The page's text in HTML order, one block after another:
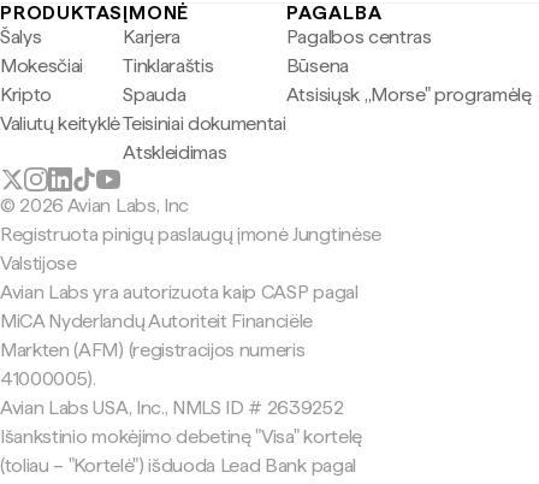
PRODUKTAS
Šalys
Mokesčiai
Kripto
Valiutų keityklė
ĮMONĖ
Karjera
Tinklaraštis
Spauda
Teisiniai dokumentai
Atskleidimas
PAGALBA
Pagalbos centras
Būsena
Atsisiųsk „Morse" programėlę
© 2026 Avian Labs, Inc
Registruota pinigų paslaugų įmonė Jungtinėse
Valstijose
Avian Labs yra autorizuota kaip CASP pagal
MiCA Nyderlandų Autoriteit Financiële
Markten (AFM) (registracijos numeris
41000005).
Avian Labs USA, Inc., NMLS ID # 2639252
Išankstinio mokėjimo debetinę "Visa" kortelę
(toliau – "Kortelė") išduoda Lead Bank pagal